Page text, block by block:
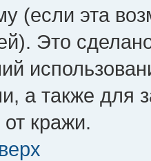
(если эта
Это
а также для
кражи.